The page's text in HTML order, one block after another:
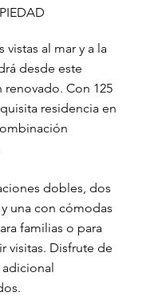
al mar y a la
desde este
Con 125
residencia en
dobles, dos
una con cómodas
familias o para
visitas. Disfrute de